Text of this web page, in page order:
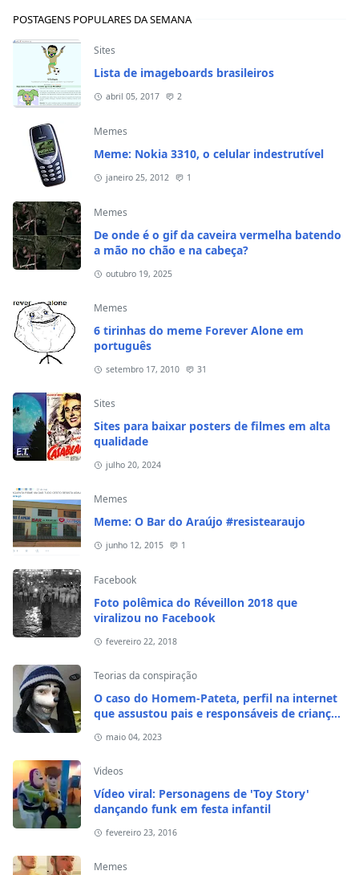
POSTAGENS POPULARES DA SEMANA
Sites
Lista de imageboards brasileiros
abril 05, 2017 2
Memes
Meme: Nokia 3310, o celular indestrutível
janeiro 25, 2012 1
Memes
De onde é o gif da caveira vermelha batendo
a mão no chão e na cabeça?
outubro 19, 2025
Memes
6 tirinhas do meme Forever Alone em
português
setembro 17, 2010 31
Sites
Sites para baixar posters de filmes em alta
qualidade
julho 20, 2024
Memes
Meme: O Bar do Araújo #resistearaujo
junho 12, 2015 1
Facebook
Foto polêmica do Réveillon 2018 que
viralizou no Facebook
fevereiro 22, 2018
Teorias da conspiração
O caso do Homem-Pateta, perfil na internet
que assustou pais e responsáveis de crianças
maio 04, 2023
Videos
Vídeo viral: Personagens de 'Toy Story'
dançando funk em festa infantil
fevereiro 23, 2016
Memes